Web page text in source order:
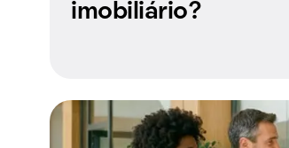
imobiliário?